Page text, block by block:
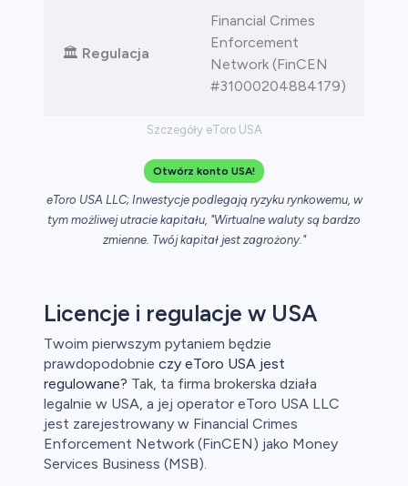
Szczegóły eToro USA
🏛️ Regulacja
Financial Crimes
Enforcement
Network (FinCEN
#31000204884179)
Otwórz konto USA!
eToro USA LLC; Inwestycje podlegają ryzyku rynkowemu, w
tym możliwej utracie kapitału, "Wirtualne waluty są bardzo
zmienne. Twój kapitał jest zagrożony."
Licencje i regulacje w USA
Twoim pierwszym pytaniem będzie
prawdopodobnie czy eToro USA jest
regulowane? Tak, ta firma brokerska działa
legalnie w USA, a jej operator eToro USA LLC
jest zarejestrowany w Financial Crimes
Enforcement Network (FinCEN) jako Money
Services Business (MSB).